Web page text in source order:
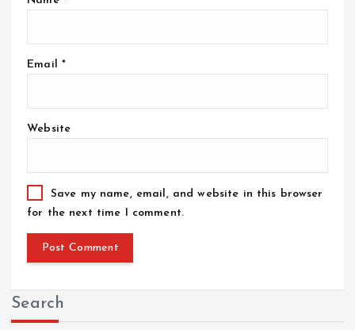
Email *
Website
Save my name, email, and website in this browser
for the next time I comment.
Search